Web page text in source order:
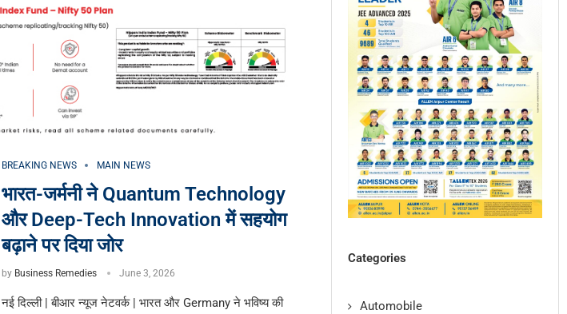
BREAKING NEWS MAIN NEWS
भारत-जर्मनी ने Quantum Technology
और Deep-Tech Innovation में सहयोग
बढ़ाने पर दिया जोर
by Business Remedies June 3, 2026
नई दिल्ली | बीआर न्यूज नेटवर्क | भारत और Germany ने भविष्य की
Categories
Automobile